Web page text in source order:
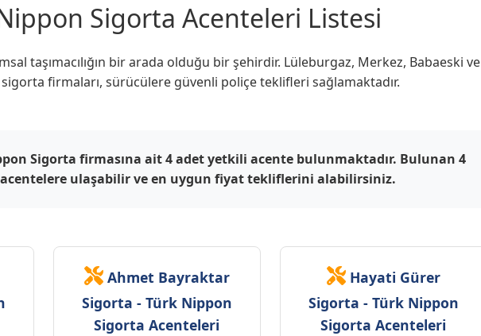
Sigorta Acenteleri Listesi
taşımacılığın bir arada olduğu bir şehirdir. Lüleburgaz, Merkez, Babaeski ve
firmaları, sürücülere güvenli poliçe teklifleri sağlamaktadır.
Sigorta firmasına ait 4 adet yetkili acente bulunmaktadır. Bulunan 4
acentelere ulaşabilir ve en uygun fiyat tekliflerini alabilirsiniz.
Ahmet Bayraktar
Sigorta - Türk Nippon
Sigorta Acenteleri
Hayati Gürer
Sigorta - Türk Nippon
Sigorta Acenteleri